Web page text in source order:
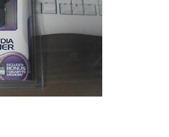
Launcher届いた